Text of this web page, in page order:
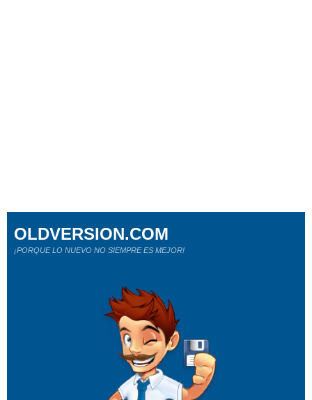
OLDVERSION.COM
¡PORQUE LO NUEVO NO SIEMPRE ES MEJOR!